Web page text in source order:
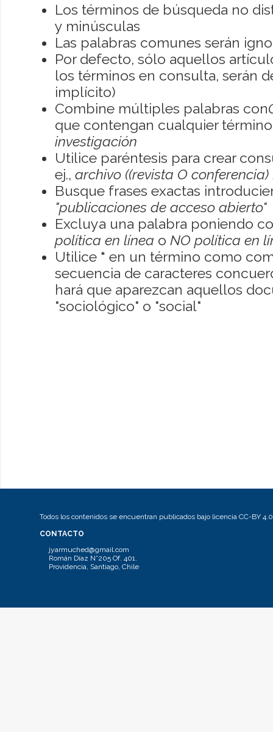
Los términos de búsqueda no
y minúsculas
Las palabras comunes serán
Por defecto, sólo aquellos
los términos en consulta, serán
implícito)
Combine múltiples palabras con
que contengan cualquier
investigación
Utilice paréntesis para crear
ej., archivo ((revista O conferencia)
Busque frases exactas
"publicaciones de acceso abierto"
Excluya una palabra poniendo
política en línea o NO política en
Utilice * en un término como
secuencia de caracteres
hará que aparezcan aquellos
"sociológico" o "social"
Todos los contenidos se encuentran publicados bajo licencia CC-BY 4.0
CONTACTO
jyarmuched@gmail.com
Román Díaz N°205 Of. 401.
Providencia, Santiago, Chile